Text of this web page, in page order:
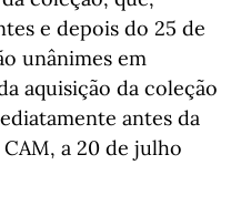
e depois do 25 de
unânimes em
aquisição da coleção
antes da
a 20 de julho